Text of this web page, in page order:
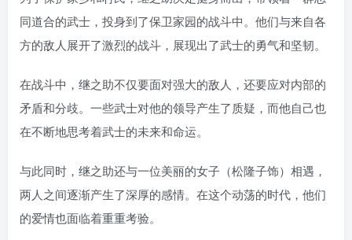
同道合的武士，投身到了保卫家园的战斗中。他们与来自各
方的敌人展开了激烈的战斗，展现出了武士的勇气和坚韧。
在战斗中，继之助不仅要面对强大的敌人，还要应对内部的
矛盾和分歧。一些武士对他的领导产生了质疑，而他自己也
在不断地思考着武士的未来和命运。
与此同时，继之助还与一位美丽的女子（松隆子饰）相遇，
两人之间逐渐产生了深厚的感情。在这个动荡的时代，他们
的爱情也面临着重重考验。